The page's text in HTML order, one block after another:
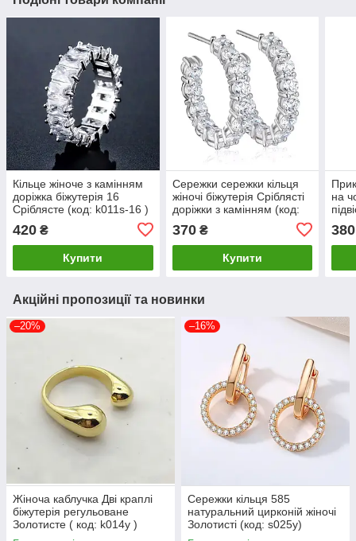
Кільце жіноче з камінням
доріжка біжутерія 16
Сріблясте (код: k011s-16 )
420 ₴
Купити
Сережки сережки кільця
жіночі біжутерія Сріблясті
доріжки з камінням (код:
370₴
Купити
на
380
Акційні пропозиції та новинки
–20%
Жіноча каблучка Дві краплі
біжутерія регульоване
Золотисте ( код: k014y )
–16%
Сережки кільця 585
натуральний цирконій жіночі
Золотисті (код: s025y)